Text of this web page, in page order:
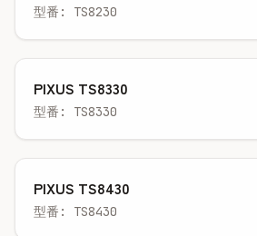
型番: TS8230
PIXUS TS8330
型番: TS8330
PIXUS TS8430
型番: TS8430